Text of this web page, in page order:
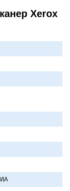
Xerox